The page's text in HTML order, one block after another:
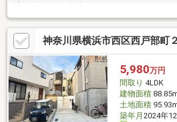
┗┻━━━━━━━━━━━━━━━━━・「
33区画の 大規模開発分譲地。・西区の高台
チは高低差無し。・築7年の築浅注文住宅・
□ 教育環境
立一本松小学校 徒歩約3分・横浜市立老
分・横浜愛隣幼稚園 徒歩約5分・ばらの幼
れんじハウス西戸部保育園 徒歩約5分
神奈川県横浜市西区西戸部町
5,980万円
間取り 4LDK
建物面積
土地面積
築年月 2024年